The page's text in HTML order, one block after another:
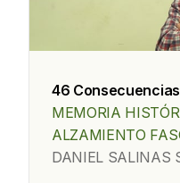
46
MEMORIA
ALZAMIENTO
DANIEL SALINAS